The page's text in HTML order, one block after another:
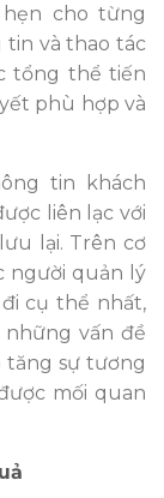
cho từng
tin và thao tác
tổng thể tiến
phù hợp và
tin khách
liên lạc với
lại. Trên cơ
người quản lý
cụ thể nhất,
vấn đề
tăng sự tương
mối quan